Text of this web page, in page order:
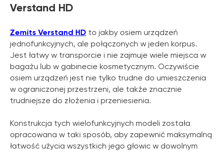
Verstand HD
Zemits Verstand HD to jakby osiem urządzeń
jednofunkcyjnych, ale połączonych w jeden korpus.
Jest łatwy w transporcie i nie zajmuje wiele miejsca w
bagażu lub w gabinecie kosmetycznym. Oczywiście
osiem urządzeń jest nie tylko trudne do umieszczenia
w ograniczonej przestrzeni, ale także znacznie
trudniejsze do złożenia i przeniesienia.
Konstrukcja tych wielofunkcyjnych modeli została
opracowana w taki sposób, aby zapewnić maksymalną
łatwość użycia wszystkich jego głowic w dowolnym